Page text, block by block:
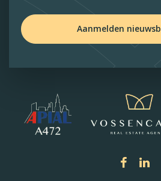
Aanmelden